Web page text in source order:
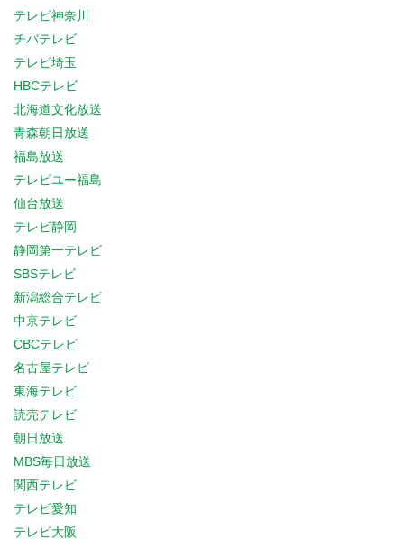
テレビ神奈川
チバテレビ
テレビ埼玉
HBCテレビ
北海道文化放送
青森朝日放送
福島放送
テレビユー福島
仙台放送
テレビ静岡
静岡第一テレビ
SBSテレビ
新潟総合テレビ
中京テレビ
CBCテレビ
名古屋テレビ
東海テレビ
読売テレビ
朝日放送
MBS毎日放送
関西テレビ
テレビ愛知
テレビ大阪